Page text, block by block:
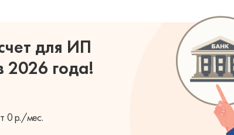
для ИП
2026 года!
0 р./мес.